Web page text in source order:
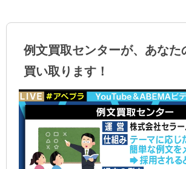
例文買取センターが、あなた
買い取ります！